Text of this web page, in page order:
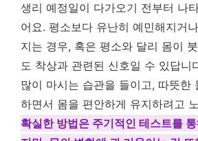
생리 예정일이 다가오기 전부터 나
어요. 평소보다 유난히 예민해지거
지는 경우, 혹은 평소와 달리 몸이
도 착상과 관련된 신호일 수 있답니
많이 마시는 습관을 들이고, 따뜻한
하면서 몸을 편안하게 유지하려고
확실한 방법은 주기적인 테스트를